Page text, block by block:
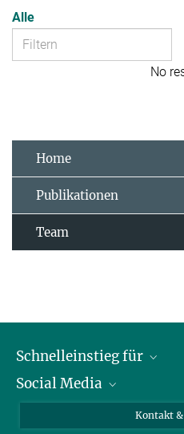
Alle
No
Home
Publikationen
Team
Schnelleinstieg für
Journalist*innen
Social Media
Kontakt